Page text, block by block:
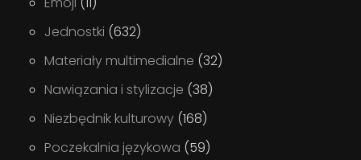
Jednostki (632)
Materiały multimedialne (32)
Nawiązania i stylizacje (38)
Niezbędnik kulturowy (168)
Poczekalnia językowa (59)